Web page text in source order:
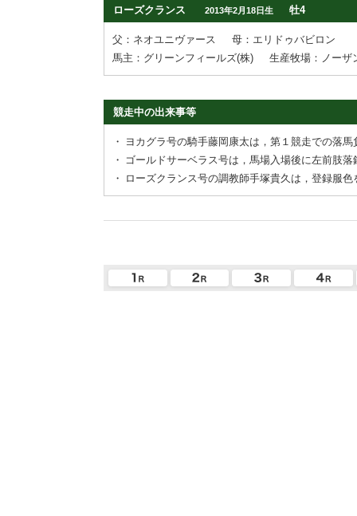
ローズクランス
2013年2月18日生 牡4
父：ネオユニヴァース
母：エリドゥバビロン
馬主：グリーンフィールズ(株)
生産牧場：ノーザ
競走中の出来事等
・
ヨカグラ号の騎手藤岡康太は，第１競走での落
・
ゴールドサーベラス号は，馬場入場後に左前肢
・
ローズクランス号の調教師手塚貴久は，登録服